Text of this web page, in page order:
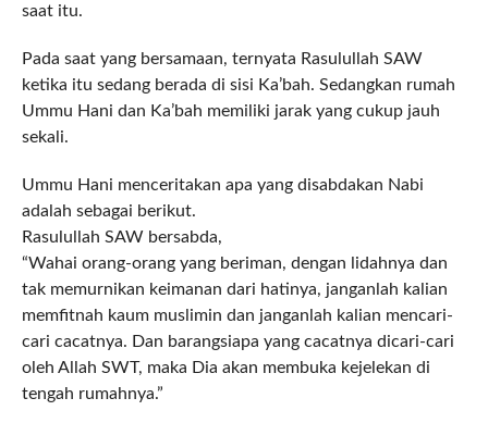
saat itu.
Pada saat yang bersamaan, ternyata Rasulullah SAW
ketika itu sedang berada di sisi Ka’bah. Sedangkan rumah
Ummu Hani dan Ka’bah memiliki jarak yang cukup jauh
sekali.
Ummu Hani menceritakan apa yang disabdakan Nabi
adalah sebagai berikut.
Rasulullah SAW bersabda,
“Wahai orang-orang yang beriman, dengan lidahnya dan
tak memurnikan keimanan dari hatinya, janganlah kalian
memfitnah kaum muslimin dan janganlah kalian mencari-
cari cacatnya. Dan barangsiapa yang cacatnya dicari-cari
oleh Allah SWT, maka Dia akan membuka kejelekan di
tengah rumahnya.”